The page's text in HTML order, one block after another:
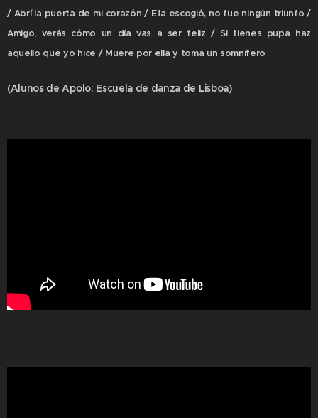
/ Abrí la puerta de mi corazón / Ella escogió, no fue ningún triunfo /
Amigo, verás cómo un día vas a ser feliz / Si tienes pupa haz
aquello que yo hice / Muere por ella y toma un somnífero
(Alunos de Apolo: Escuela de danza de Lisboa)